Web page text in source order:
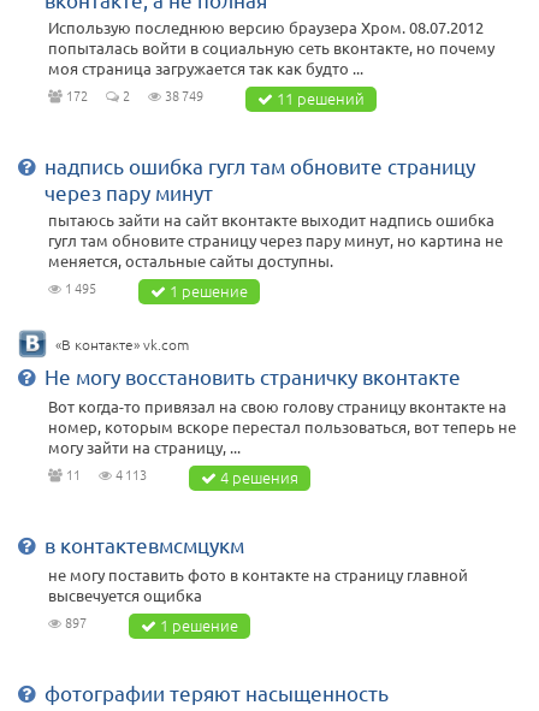
Использую последнюю версию браузера Хром. 08.07.2012
попыталась войти в социальную сеть вконтакте, но почему
моя страница загружается так как будто ...
172 2 38 749 11 решений
надпись ошибка гугл там обновите страницу
через пару минут
пытаюсь зайти на сайт вконтакте выходит надпись ошибка
гугл там обновите страницу через пару минут, но картина не
меняется, остальные сайты доступны.
1 495 1 решение
«В контакте» vk.com
Не могу восстановить страничку вконтакте
Вот когда-то привязал на свою голову страницу вконтакте на
номер, которым вскоре перестал пользоваться, вот теперь не
могу зайти на страницу, ...
11 4 113 4 решения
в контактевмсмцукм
не могу поставить фото в контакте на страницу главной
высвечуется ощибка
897 1 решение
фотографии теряют насыщенность